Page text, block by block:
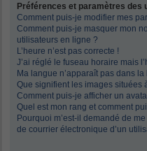
Préférences et paramètres des
Comment puis-je modifier mes
Comment puis-je masquer mon
utilisateurs en ligne ?
L’heure n’est pas correcte !
J’ai réglé le fuseau horaire mais
Ma langue n’apparaît pas dans la
Que signifient les images situées
Comment puis-je afficher un
Quel est mon rang et comment
Pourquoi m’est-il demandé de
de courrier électronique d’un